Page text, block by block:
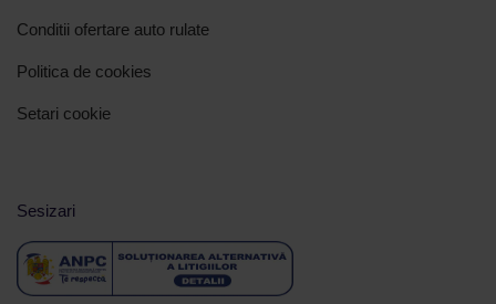
Conditii ofertare auto rulate
Politica de cookies
Setari cookie
Sesizari